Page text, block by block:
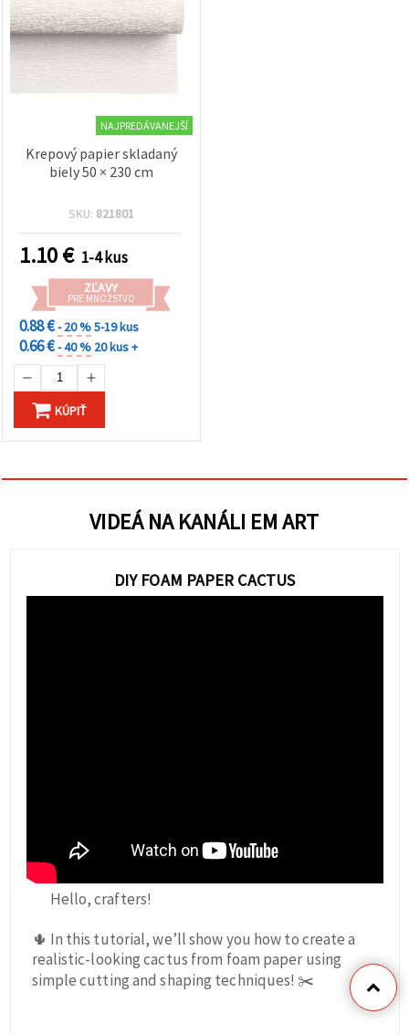
NAJPREDÁVANEJŠÍ
Krepový papier skladaný
biely 50 × 230 cm
SKU: 821801
1.10€ 1-4 kus
ZĽAVY
PRE MNOŽSTVO
0.88 €- 20 %5-19 kus
0.66 €- 40 % 20 kus +
KÚPIŤ
VIDEÁ NA KANÁLI EM ART
DIY FOAM PAPER CACTUS
Hello, crafters!
🌵 In this tutorial, we’ll show you how to create a
realistic-looking cactus from foam paper using
simple cutting and shaping techniques! ✂️